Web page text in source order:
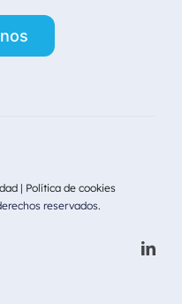
| Política de cookies
reservados.